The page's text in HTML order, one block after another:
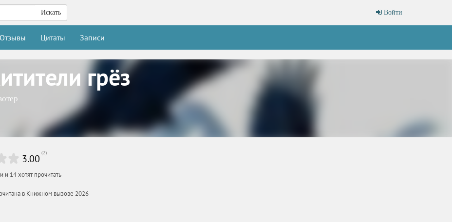
Войти
Искать
Отзывы Цитаты Записи
грёз
3.00 (2)
и 14хотят прочитать
в Книжном вызове 2026